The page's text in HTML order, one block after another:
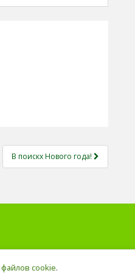
В поискх Нового года!
cookie.